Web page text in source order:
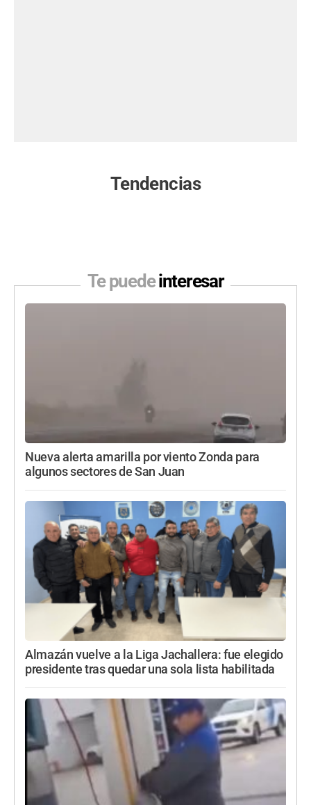
Tendencias
Te puedeinteresar
Nueva alerta amarilla por viento Zonda para
algunos sectores de San Juan
Almazán vuelve a la Liga Jachallera: fue elegido
presidente tras quedar una sola lista habilitada